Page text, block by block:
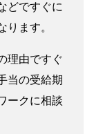
どですぐに
ります。
理由ですぐ
当の受給期
ークに相談